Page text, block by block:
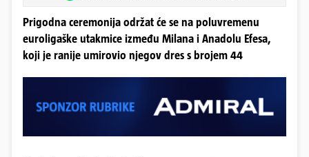
Prigodna ceremonija održat će se na poluvremenu
euroligaške utakmice između Milana i Anadolu Efesa,
koji je ranije umirovio njegov dres s brojem 44